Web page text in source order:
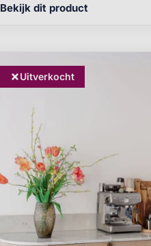
Bekijk dit product
Uitverkocht